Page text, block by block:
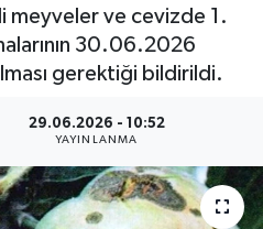
meyveler ve cevizde 1.
30.06.2026
gerektiği bildirildi.
29.06.2026 - 10:52
YAYINLANMA